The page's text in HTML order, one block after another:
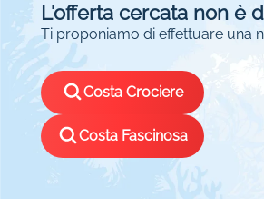
L'offerta cercata non è
Ti proponiamo di effettuare una
Costa Crociere
Costa Fascinosa